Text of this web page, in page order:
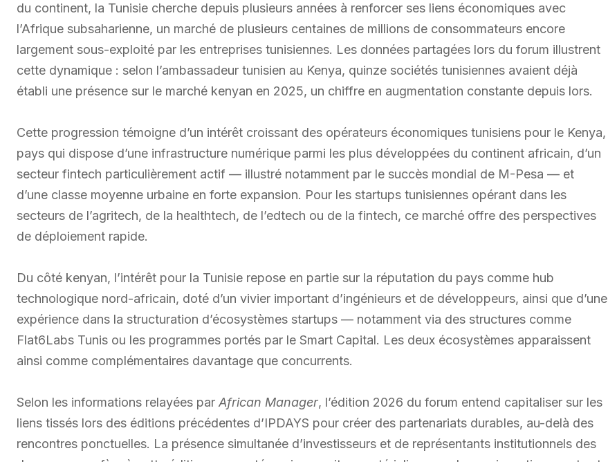
du continent, la Tunisie cherche depuis plusieurs années à renforcer ses liens économiques avec
l’Afrique subsaharienne, un marché de plusieurs centaines de millions de consommateurs encore
largement sous-exploité par les entreprises tunisiennes. Les données partagées lors du forum illustrent
cette dynamique : selon l’ambassadeur tunisien au Kenya, quinze sociétés tunisiennes avaient déjà
établi une présence sur le marché kenyan en 2025, un chiffre en augmentation constante depuis lors.
Cette progression témoigne d’un intérêt croissant des opérateurs économiques tunisiens pour le Kenya,
pays qui dispose d’une infrastructure numérique parmi les plus développées du continent africain, d’un
secteur fintech particulièrement actif — illustré notamment par le succès mondial de M-Pesa — et
d’une classe moyenne urbaine en forte expansion. Pour les startups tunisiennes opérant dans les
secteurs de l’agritech, de la healthtech, de l’edtech ou de la fintech, ce marché offre des perspectives
de déploiement rapide.
Du côté kenyan, l’intérêt pour la Tunisie repose en partie sur la réputation du pays comme hub
technologique nord-africain, doté d’un vivier important d’ingénieurs et de développeurs, ainsi que d’une
expérience dans la structuration d’écosystèmes startups — notamment via des structures comme
Flat6Labs Tunis ou les programmes portés par le Smart Capital. Les deux écosystèmes apparaissent
ainsi comme complémentaires davantage que concurrents.
Selon les informations relayées par African Manager, l’édition 2026 du forum entend capitaliser sur les
liens tissés lors des éditions précédentes d’IPDAYS pour créer des partenariats durables, au-delà des
rencontres ponctuelles. La présence simultanée d’investisseurs et de représentants institutionnels des